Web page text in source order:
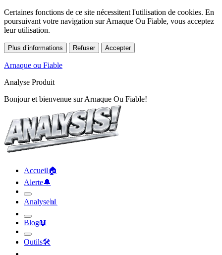
Certaines fonctions de ce site nécessitent l'utilisation de cookies. En
poursuivant votre navigation sur Arnaque Ou Fiable, vous acceptez
leur utilisation.
Plus d’informations Refuser Accepter
Arnaque ou Fiable
Analyse Produit
Bonjour et bienvenue sur Arnaque Ou Fiable!
Accueil🏠︎
Alerte🔔︎
Analyse📊︎
Blog📖︎
Outils🛠︎